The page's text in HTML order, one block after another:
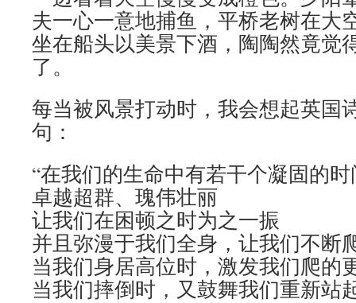
夫一心一意地捕鱼，平桥老树在大
坐在船头以美景下酒，陶陶然竟觉
了。
每当被风景打动时，我会想起英国
句：
“在我们的生命中有若干个凝固的
卓越超群、瑰伟壮丽
让我们在困顿之时为之一振
并且弥漫于我们全身，让我们不断
当我们身居高位时，激发我们爬的
当我们摔倒时，又鼓舞我们重新站